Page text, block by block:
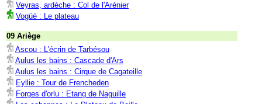
Veyras, ardèche : Col de l'Arénier
Vogüé : Le plateau
09 Ariège
Ascou : L'écrin de Tarbésou
Aulus les bains : Cascade d'Ars
Aulus les bains : Cirque de Cagateille
Eyllie : Tour de Frencheden
Forges d'orlu : Etang de Naguille